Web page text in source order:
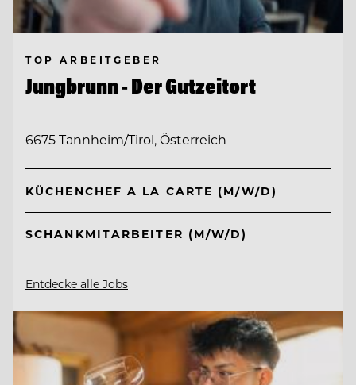
TOP ARBEITGEBER
Jungbrunn - Der Gutzeitort
6675 Tannheim/Tirol, Österreich
KÜCHENCHEF A LA CARTE (M/W/D)
SCHANKMITARBEITER (M/W/D)
Entdecke alle Jobs